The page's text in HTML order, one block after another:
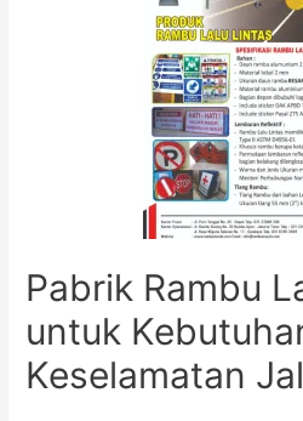
Pabrik Rambu
untuk
Keselamatan